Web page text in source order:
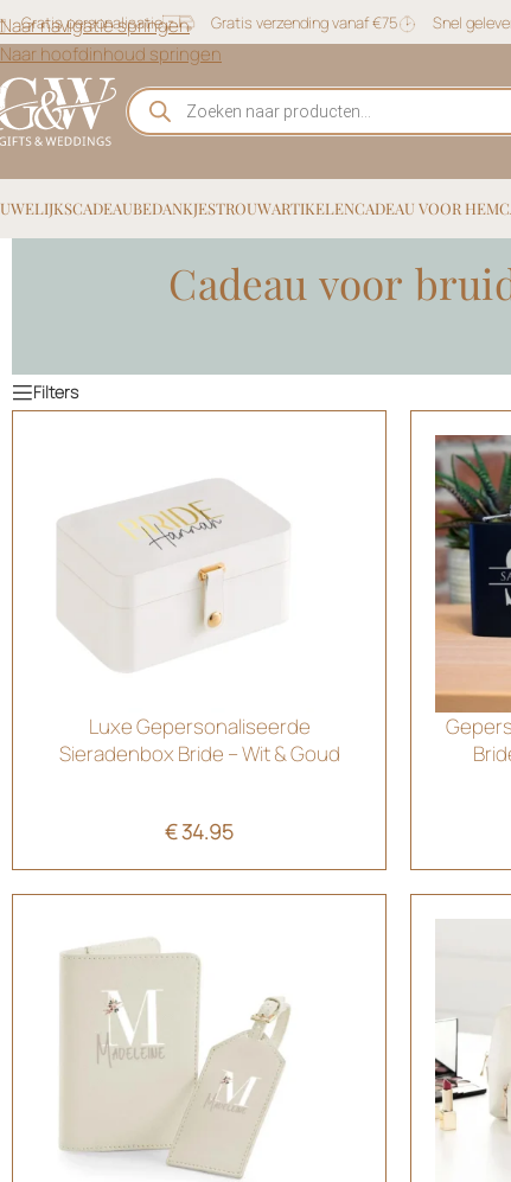
Naar navigatie springen
Naar hoofdinhoud springen
Gratis personalisatie Gratis verzending vanaf €75 Snel
BEDANKJESTROUWARTIKELENCADEAU VOOR HEM
Cadeau voor
Luxe Gepersonaliseerde
Sieradenbox Bride – Wit & Goud
€34.95